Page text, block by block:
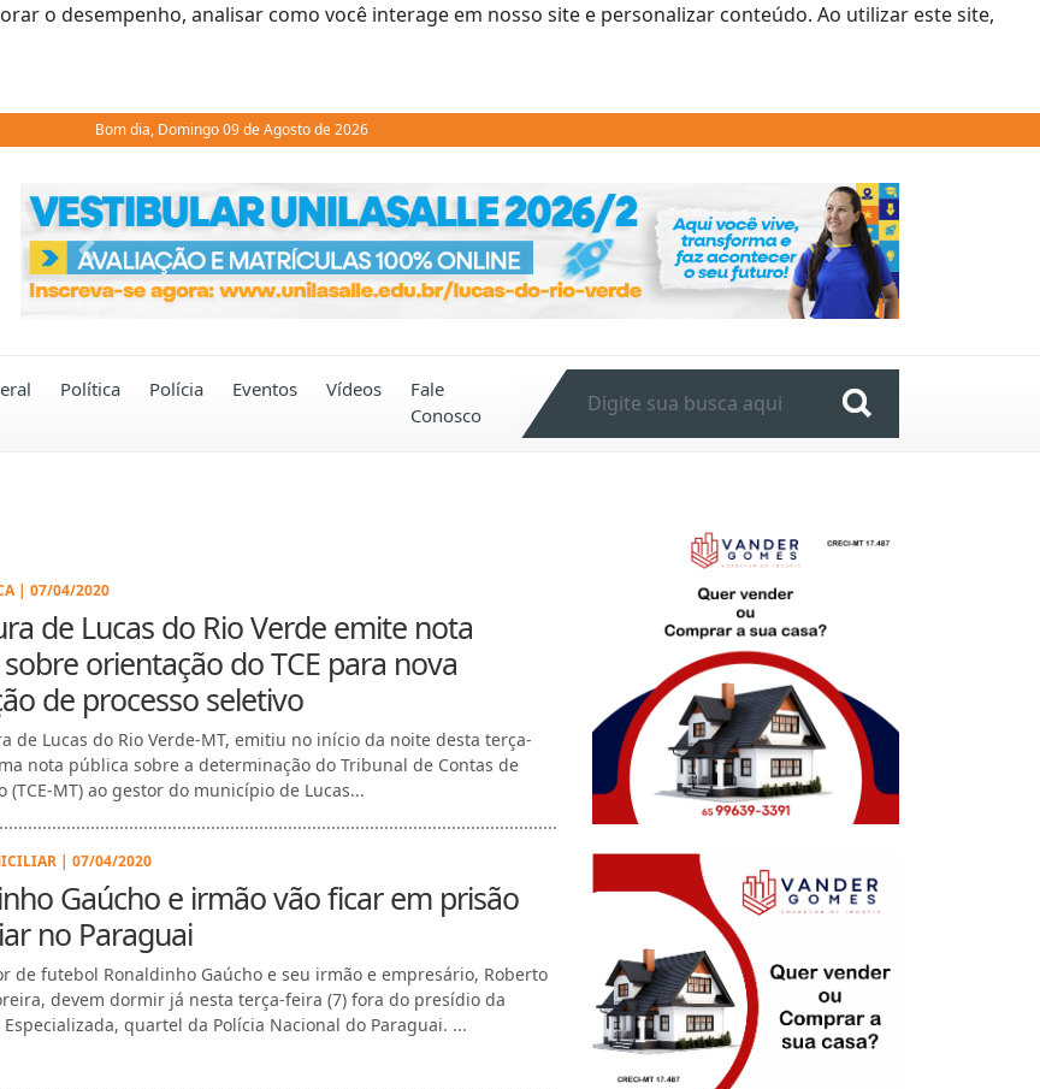
o desempenho, analisar como você interage em nosso site e personalizar conteúdo. Ao utilizar este site,
Bom dia, Domingo 09 de Agosto de 2026
Previous Next
Conosco
de Lucas do Rio Verde emite nota
orientação do TCE para nova
de processo seletivo
de Lucas do Rio Verde-MT, emitiu no início da noite desta terça-
nota pública sobre a determinação do Tribunal de Contas de
(TCE-MT) ao gestor do município de Lucas...
| 07/04/2020
Gaúcho e irmão vão ficar em prisão
no Paraguai
de futebol Ronaldinho Gaúcho e seu irmão e empresário, Roberto
devem dormir já nesta terça-feira (7) fora do presídio da
quartel da Polícia Nacional do Paraguai. ...